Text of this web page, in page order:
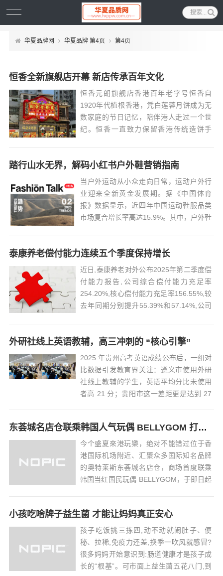
华夏品牌网 华夏品牌 第4页 第4页
恒香全新旗舰店开幕 新店传承百年文化
恒香元朗旗舰店香港百年老字号恒香自
1920年代植根香港，凭白莲蓉月饼成为无
数家庭的节日记忆，陪伴港人走过一个世
纪。恒香一直致力保留香港传统造饼手
款创新口味。恒香于元朗隆重开设全新旗
舰店，设立唐饼文化馆及烘焙工作坊，展
现老字号的古...
踏行山水无界，解码小红书户外鞋营销指南
当户外运动从小众走向日常，运动户外行
业迎来全新黄金发展期。据《中国体育
报》数据显示，近四年中国运动鞋服品类
市场复合增长率高达15.9%。其中，户外鞋
条行业增长新赛道。小红书拥有超3亿月活
用户，是当代时尚潮流趋势及灵感发源
地。这里汇...
泰康养老偿付能力连续五个季度保持增长
近日,泰康养老对外公布2025年第二季度偿
付能力报告,公司综合偿付能力充足率
254.20%,核心偿付能力充足率156.55%,较
去年同期分别提升55.39%和57.14%,公司
险业主要监管指标数据显示,2025年一季度
末,人...
外研社线上英语教辅，高三冲刺的 “核心引擎”
2025 年贵州高考英语成绩公布后，一组对
比数据引发教育界关注：遵义市使用外研
社线上教辅的学生，英语平均分比未使用
者高 21 分；贵阳市这一差距更是达到 27
值 —— 它既是遵义 "二轮复习备考研讨" 的
实...
东荟城名店仓联乘韩国人气玩偶 BELLYGOM 打造「Dive into Summer」主题活动
今个盛夏來港玩樂，绝对不能错过位于香
港国际机场附近、汇聚众多国际知名品牌
的奥特莱斯东荟城名店仓，商场首度联乘
韩国当红国民玩偶 BELLYGOM，于即日起
活力的水上玩乐惊喜，让大家在炎炎夏日
中尽情狂欢！由韩国...
小孩吃啥牌子益生菌 才能让妈妈真正安心
孩子吃饭挑三拣四,动不动就闹肚子、便
秘、拉稀,免疫力还差,换季一吹风就感冒?
很多妈妈开始意识到:肠道健康才是孩子成
长的“根基”。可市面上益生菌五花八门,到